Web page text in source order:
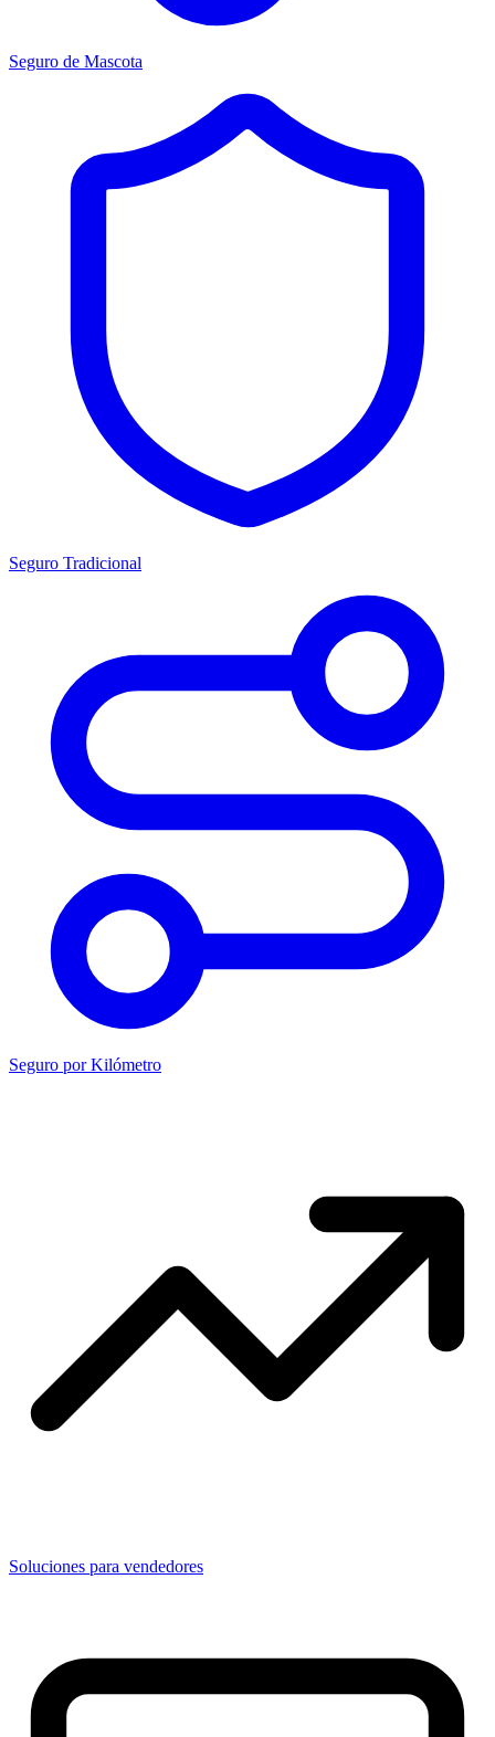
Seguro de Mascota
Seguro Tradicional
Seguro por Kilómetro
Soluciones para vendedores